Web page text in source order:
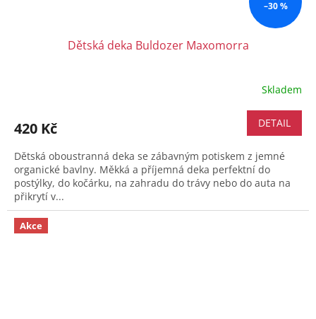
–30 %
Dětská deka Buldozer Maxomorra
Skladem
420 Kč DETAIL
Dětská oboustranná deka se zábavným potiskem z jemné
organické bavlny. Měkká a příjemná deka perfektní do
postýlky, do kočárku, na zahradu do trávy nebo do auta na
přikrytí v...
Akce